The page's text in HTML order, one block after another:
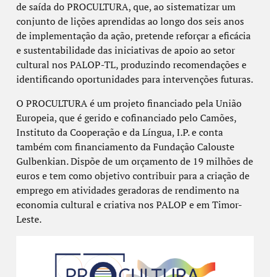
de saída do PROCULTURA, que, ao sistematizar um
conjunto de lições aprendidas ao longo dos seis anos
de implementação da ação, pretende reforçar a eficácia
e sustentabilidade das iniciativas de apoio ao setor
cultural nos PALOP-TL, produzindo recomendações e
identificando oportunidades para intervenções futuras.
O PROCULTURA é um projeto financiado pela União
Europeia, que é gerido e cofinanciado pelo Camões,
Instituto da Cooperação e da Língua, I.P. e conta
também com financiamento da Fundação Calouste
Gulbenkian. Dispõe de um orçamento de 19 milhões de
euros e tem como objetivo contribuir para a criação de
emprego em atividades geradoras de rendimento na
economia cultural e criativa nos PALOP e em Timor-
Leste.